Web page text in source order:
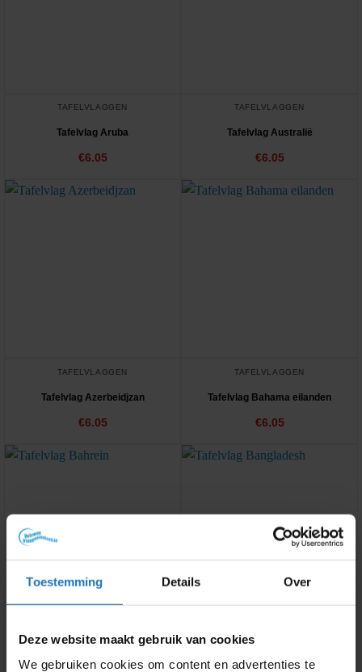
Toestemming Details Over
Deze website maakt gebruik van cookies
We gebruiken cookies om content en advertenties te
TAFELVLAGGEN
Tafelvlag Aruba
€6.05
TAFELVLAGGEN
Tafelvlag Australië
€6.05
TAFELVLAGGEN
Tafelvlag Azerbeidjzan
€6.05
TAFELVLAGGEN
Tafelvlag Bahama eilanden
€6.05
TAFELVLAGGEN
Tafelvlag Bahrein
TAFELVLAGGEN
Tafelvlag Bangladesh